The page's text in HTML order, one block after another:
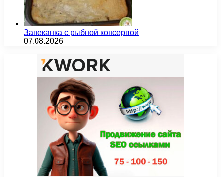
Запеканка с рыбной консервой
07.08.2026